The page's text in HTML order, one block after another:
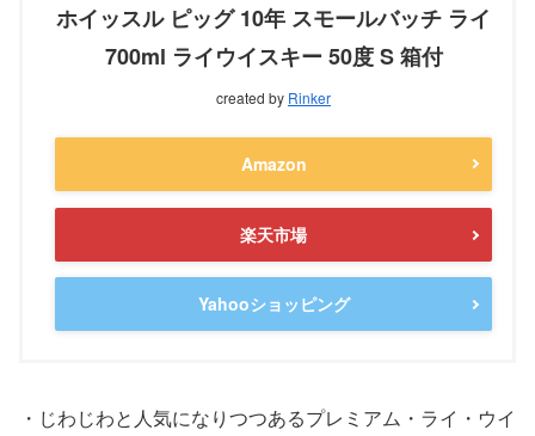
ホイッスル ピッグ 10年 スモールバッチ ライ
700ml ライウイスキー 50度 S 箱付
created by Rinker
Amazon
楽天市場
Yahooショッピング
・じわじわと人気になりつつあるプレミアム・ライ・ウイ